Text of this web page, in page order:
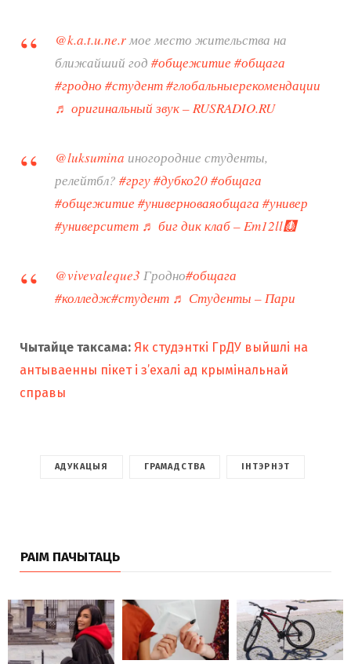
@k.a.t.u.ne.rмое место жительства на
ближайший год #общежитие #общага
#гродно #студент#глобальныерекомендации
♬ оригинальный звук – RUSRADIO.RU
@luksumina иногородние студенты,
релейтбл? #гргу#дубко20#общага
#общежитие #универноваяобщага #универ
#университет ♬ биг дик клаб – Em12ll🩻
@vivevaleque3 Гродно#общага
#колледж#студент ♬ Студенты – Пари
Чытайце таксама: Як студэнткі ГрДУ выйшлі на
антываенны пікет і з’ехалі ад крымінальнай
справы
АДУКАЦЫЯ ГРАМАДСТВА ІНТЭРНЭТ
РАІМ ПАЧЫТАЦЬ